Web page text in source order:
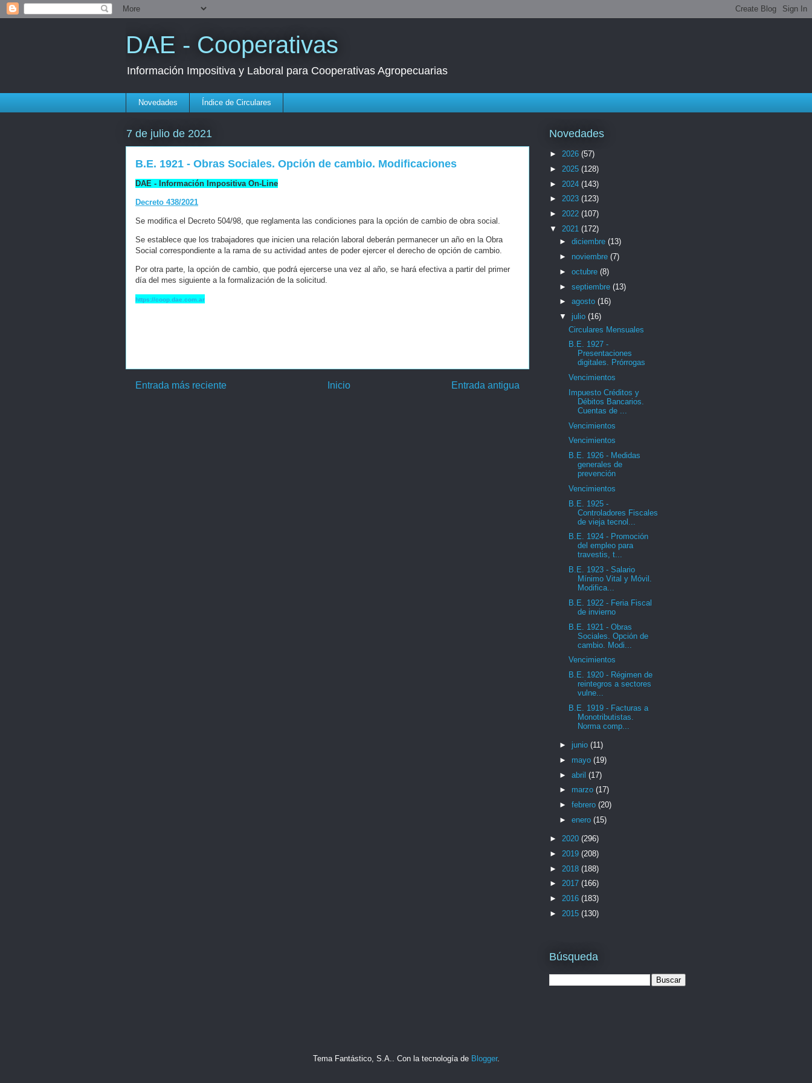
DAE - Cooperativas
Información Impositiva y Laboral para Cooperativas Agropecuarias
Novedades Índice de Circulares
7 de julio de 2021
B.E. 1921 - Obras Sociales. Opción de cambio. Modificaciones
DAE - Información Impositiva On-Line
Decreto 438/2021
Se modifica el Decreto 504/98, que reglamenta las condiciones para la opción de cambio de obra social.
Se establece que los trabajadores que inicien una relación laboral deberán permanecer un año en la Obra
Social correspondiente a la rama de su actividad antes de poder ejercer el derecho de opción de cambio.
Por otra parte, la opción de cambio, que podrá ejercerse una vez al año, se hará efectiva a partir del primer
día del mes siguiente a la formalización de la solicitud.
https://coop.dae.com.ar
Entrada más reciente Entrada antigua
Inicio
Novedades
► 2026 (57)
► 2025 (128)
► 2024 (143)
► 2023 (123)
► 2022 (107)
▼ 2021 (172)
► diciembre (13)
► noviembre (7)
► octubre (8)
► septiembre (13)
► agosto (16)
▼ julio (16)
Circulares Mensuales
B.E. 1927 -
Presentaciones
digitales. Prórrogas
Vencimientos
Impuesto Créditos y
Débitos Bancarios.
Cuentas de ...
Vencimientos
Vencimientos
B.E. 1926 - Medidas
generales de
prevención
Vencimientos
B.E. 1925 -
Controladores Fiscales
de vieja tecnol...
B.E. 1924 - Promoción
del empleo para
travestis, t...
B.E. 1923 - Salario
Mínimo Vital y Móvil.
Modifica...
B.E. 1922 - Feria Fiscal
de invierno
B.E. 1921 - Obras
Sociales. Opción de
cambio. Modi...
Vencimientos
B.E. 1920 - Régimen de
reintegros a sectores
vulne...
B.E. 1919 - Facturas a
Monotributistas.
Norma comp...
► junio (11)
► mayo (19)
► abril (17)
► marzo (17)
► febrero (20)
► enero (15)
► 2020 (296)
► 2019 (208)
► 2018 (188)
► 2017 (166)
► 2016 (183)
► 2015 (130)
Búsqueda
Tema Fantástico, S.A.. Con la tecnología de Blogger.